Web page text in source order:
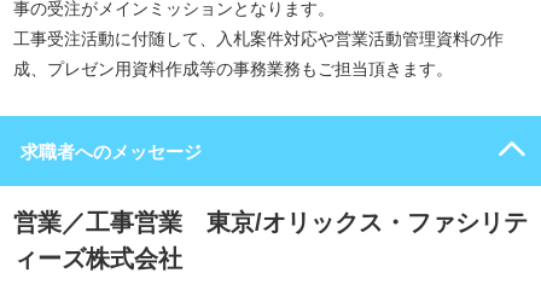
事の受注がメインミッションとなります。
工事受注活動に付随して、入札案件対応や営業活動管理資料の作
成、プレゼン用資料作成等の事務業務もご担当頂きます。
求職者へのメッセージ
営業／工事営業 東京/オリックス・ファシリテ
ィーズ株式会社